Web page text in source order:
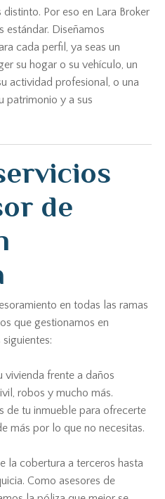
Por eso en Lara Broker
estándar. Diseñamos
cada perfil, ya seas un
su hogar o su vehículo, un
actividad profesional, o una
patrimonio y a sus
de
en todas las ramas
que gestionamos en
vivienda frente a daños
robos y mucho más.
de tu inmueble para ofrecerte
más por lo que no necesitas.
la cobertura a terceros hasta
Como asesores de